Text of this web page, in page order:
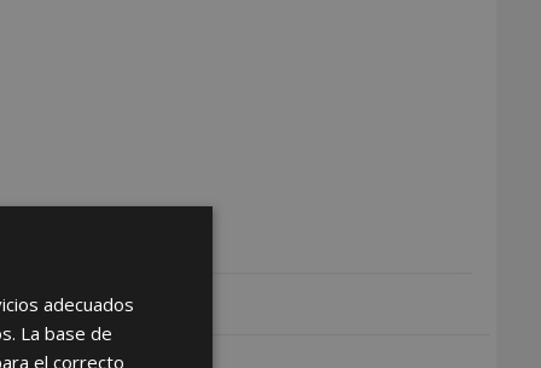
adecuados
La base de
el correcto